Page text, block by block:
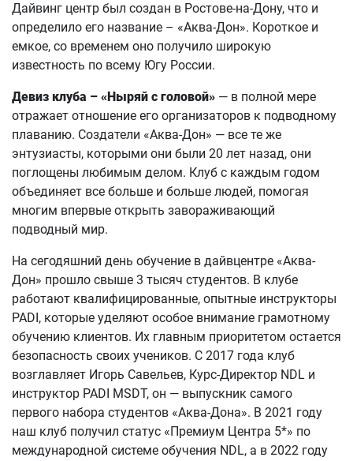
Дайвинг центр был создан в Ростове-на-Дону, что и
определило его название – «Аква-Дон». Короткое и
емкое, со временем оно получило широкую
известность по всему Югу России.
Девиз клуба – «Ныряй с головой» — в полной мере
отражает отношение его организаторов к подводному
плаванию. Создатели «Аква-Дон» — все те же
энтузиасты, которыми они были 20 лет назад, они
поглощены любимым делом. Клуб с каждым годом
объединяет все больше и больше людей, помогая
многим впервые открыть завораживающий
подводный мир.
На сегодяшний день обучение в дайвцентре «Аква-
Дон» прошло свыше 3 тысяч студентов. В клубе
работают квалифицированные, опытные инструкторы
PADI, которые уделяют особое внимание грамотному
обучению клиентов. Их главным приоритетом остается
безопасность своих учеников. С 2017 года клуб
возглавляет Игорь Савельев, Курс-Директор NDL и
инструктор PADI MSDT, он — выпускник самого
первого набора студентов «Аква-Дона». В 2021 году
наш клуб получил статус «Премиум Центра 5*» по
международной системе обучения NDL, а в 2022 году